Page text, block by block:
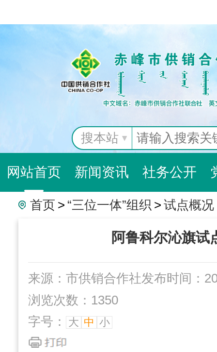
搜本站
网站首页 新闻资讯 社务公开
社办企业 互动交流
首页 > “三位一体”组织 > 试点概况
阿鲁科尔沁旗试
来源：市供销合作社发布时间：
浏览次数：1350
字号：
大 中 小